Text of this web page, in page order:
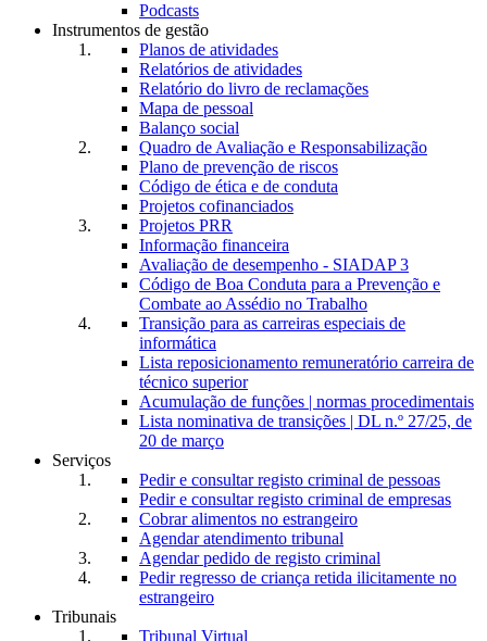
Podcasts
Instrumentos de gestão
Planos de atividades
Relatórios de atividades
Relatório do livro de reclamações
Mapa de pessoal
Balanço social
Quadro de Avaliação e Responsabilização
Plano de prevenção de riscos
Código de ética e de conduta
Projetos cofinanciados
Projetos PRR
Informação financeira
Avaliação de desempenho - SIADAP 3
Código de Boa Conduta para a Prevenção e
Combate ao Assédio no Trabalho
Transição para as carreiras especiais de
informática
Lista reposicionamento remuneratório carreira de
técnico superior
Acumulação de funções | normas procedimentais
Lista nominativa de transições | DL n.º 27/25, de
20 de março
Serviços
Pedir e consultar registo criminal de pessoas
Pedir e consultar registo criminal de empresas
Cobrar alimentos no estrangeiro
Agendar atendimento tribunal
Agendar pedido de registo criminal
Pedir regresso de criança retida ilicitamente no
estrangeiro
Tribunais
Tribunal Virtual